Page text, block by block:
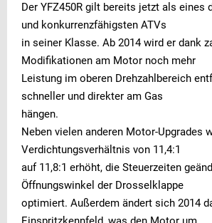
Der YFZ450R gilt bereits jetzt als eines
und konkurrenzfähigsten ATVs
in seiner Klasse. Ab 2014 wird er dank
Modifikationen am Motor noch mehr
Leistung im oberen Drehzahlbereich
schneller und direkter am Gas
hängen.
Neben vielen anderen Motor-Upgrades
Verdichtungsverhältnis von 11,4:1
auf 11,8:1 erhöht, die Steuerzeiten
Öffnungswinkel der Drosselklappe
optimiert. Außerdem ändert sich 2014